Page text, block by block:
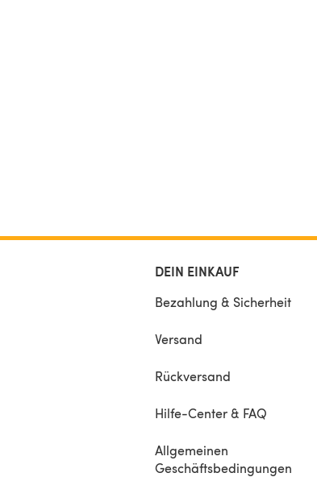
DEIN EINKAUF
Bezahlung & Sicherheit
Versand
Rückversand
Hilfe-Center & FAQ
Allgemeinen
Geschäftsbedingungen